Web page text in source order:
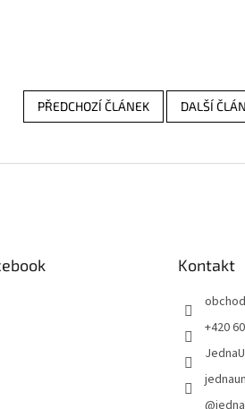
PŘEDCHOZÍ ČLÁNEK DALŠÍ
Kontakt
obchod
+420